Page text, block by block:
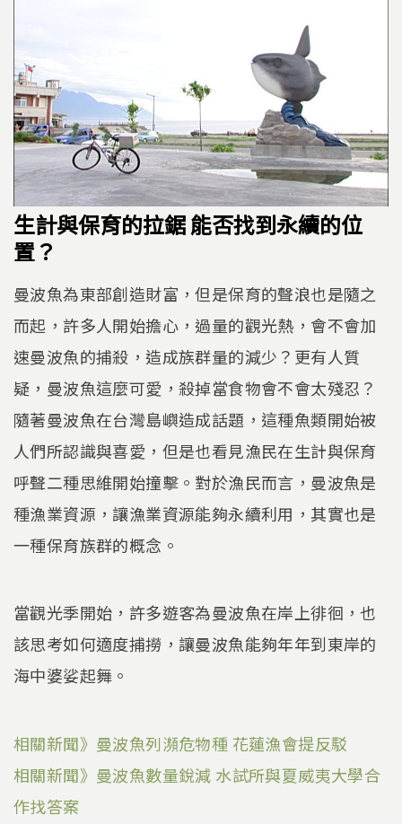
生計與保育的拉鋸 能否找到永續的位
置？
曼波魚為東部創造財富，但是保育的聲浪也是隨之
而起，許多人開始擔心，過量的觀光熱，會不會加
速曼波魚的捕殺，造成族群量的減少？更有人質
疑，曼波魚這麼可愛，殺掉當食物會不會太殘忍？
隨著曼波魚在台灣島嶼造成話題，這種魚類開始被
人們所認識與喜愛，但是也看見漁民在生計與保育
呼聲二種思維開始撞擊。對於漁民而言，曼波魚是
種漁業資源，讓漁業資源能夠永續利用，其實也是
一種保育族群的概念。
當觀光季開始，許多遊客為曼波魚在岸上徘徊，也
該思考如何適度捕撈，讓曼波魚能夠年年到東岸的
海中婆娑起舞。
相關新聞》曼波魚列瀕危物種 花蓮漁會提反駁
相關新聞》曼波魚數量銳減 水試所與夏威夷大學合
作找答案